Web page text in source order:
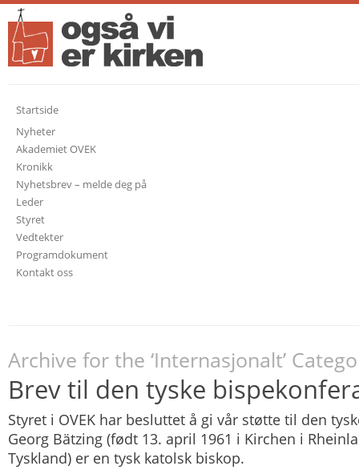
Startside
Nyheter
Akademiet OVEK
Kronikk
Nyhetsbrev – melde deg på
Leder
Styret
Vedtekter
Programdokument
Kontakt oss
Archive for the ‘Internasjonalt’
Brev til den tyske
Styret i OVEK har besluttet å gi vår støtte til den
Georg Bätzing (født 13. april 1961 i Kirchen i
Tyskland) er en tysk katolsk biskop.